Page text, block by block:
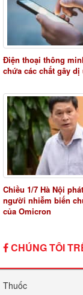
Điện thoại thông
chứa các chất gây dị
Chiều 1/7 Hà Nội
người nhiễm biến
của Omicron
CHÚNG TÔI
Thuốc